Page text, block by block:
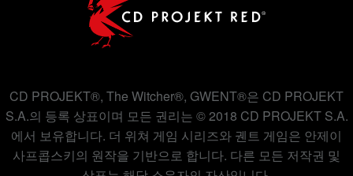
CD PROJEKT®, The Witcher®, GWENT®은 CD PROJEKT
S.A.의 등록 상표이며 모든 권리는 © 2018 CD PROJEKT S.A.
에서 보유합니다. 더 위쳐 게임 시리즈와 궨트 게임은 안제이
사프콥스키의 원작을 기반으로 합니다. 다른 모든 저작권 및